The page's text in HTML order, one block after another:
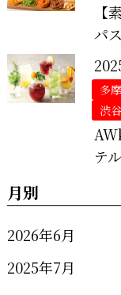
【
パ
多摩
渋谷
テ
月別
2026年6月
2025年7月